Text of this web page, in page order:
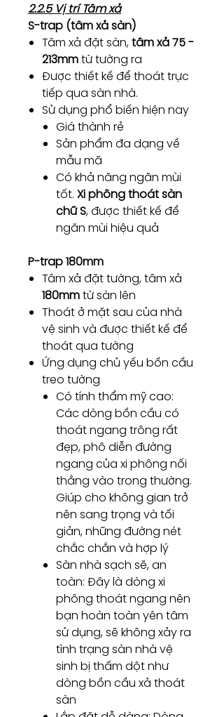
2.2.5 Vị trí Tâm xả
S-trap (tâm xả sàn)
Tâm xả đặt sàn,tâm xả 75 -
213mmtừ tường ra
Được thiết kế để thoát trực
tiếp qua sàn nhà.
Sử dụng phổ biến hiện nay
Giá thành rẻ
Sản phẩm đa dạng về
mẫu mã
Có khả năng ngăn mùi
tốt. Xi phông thoát sàn
chữ S, được thiết kế để
ngăn mùi hiệu quả
P-trap 180mm
Tâm xả đặt tường, tâm xả
180mmtừ sàn lên
Thoát ở mặt sau của nhà
vệ sinh và được thiết kế để
thoát qua tường
Ứng dụng chủ yếu bồn cầu
treo tường
Có tính thẩm mỹ cao:
Các dòng bồn cầu có
thoát ngang trông rất
đẹp, phô diễn đường
ngang của xi phông nối
thằng vào trong thường.
Giúp cho không gian trở
nên sang trọng và tối
giản, những đường nét
chắc chắn và hợp lý
Sàn nhà sạch sẽ, an
toàn: Đây là dòng xi
phông thoát ngang nên
bạn hoàn toàn yên tâm
sử dụng, sẽ không xảy ra
tình trạng sàn nhà vệ
sinh bị thấm dột như
dòng bồn cầu xả thoát
sàn